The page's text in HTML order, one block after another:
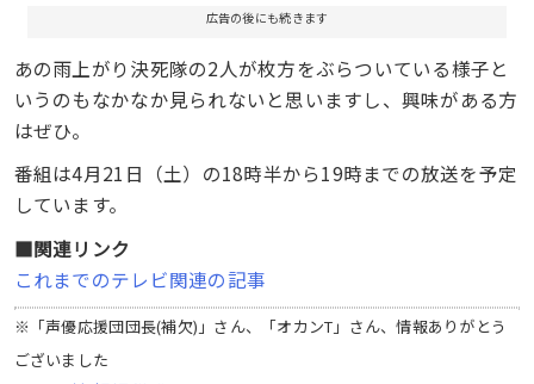
広告の後にも続きます
あの雨上がり決死隊の2人が枚方をぶらついている様子と
いうのもなかなか見られないと思いますし、興味がある方
はぜひ。
番組は4月21日（土）の18時半から19時までの放送を予定
しています。
■関連リンク
これまでのテレビ関連の記事
※「声優応援団団長(補欠)」さん、「オカンT」さん、情報ありがとう
ございました